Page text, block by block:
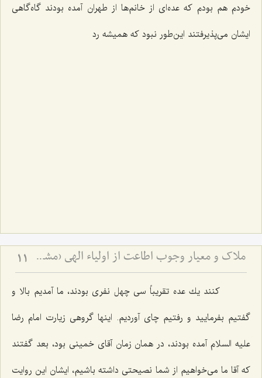
خودم هم بودم كه عده‌ای از خانم‌ها از طهران آمده بودند گاه‌گاهی
ایشان می‌پذیرفتند این‌طور نبود كه همیشه رد
ملاک و معیار وجوب اطاعت از اولیاء الهی (مشهد مقدس) 11
كنند یك عده تقریباً سی چهل نفری بودند، ما آمدیم بالا و
گفتیم بفرمایید و رفتیم چای آوردیم. اینها گروهی زیارت امام رضا
علیه السلام آمده بودند، در همان زمان آقای خمینی بود، بعد گفتند
كه آقا ما می‌خواهیم از شما نصیحتی داشته باشیم، ایشان این روایت